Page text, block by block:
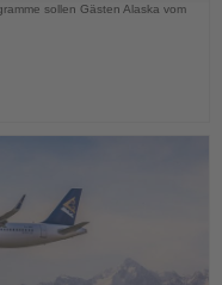
sollen Gästen Alaska vom